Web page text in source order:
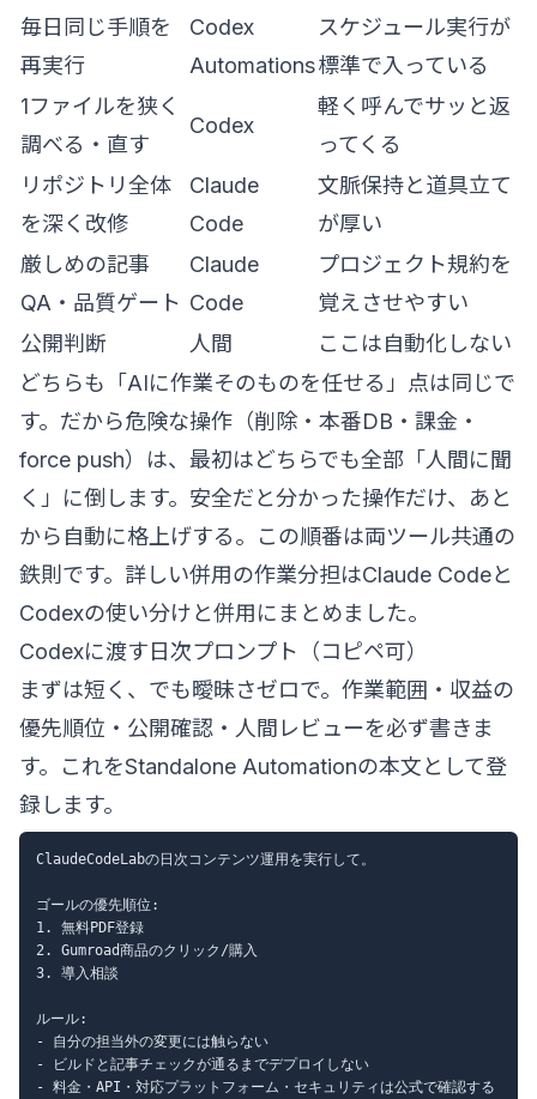
毎日同じ手順を
再実行
Codex
Automations
スケジュール実行が
標準で入っている
1ファイルを狭く
調べる・直す
Codex
軽く呼んでサッと返
ってくる
リポジトリ全体
を深く改修
Claude
Code
文脈保持と道具立て
が厚い
厳しめの記事
QA・品質ゲート
Claude
Code
プロジェクト規約を
覚えさせやすい
公開判断
人間
ここは自動化しない
どちらも「AIに作業そのものを任せる」点は同じで
す。だから危険な操作（削除・本番DB・課金・
force push）は、最初はどちらでも全部「人間に聞
く」に倒します。安全だと分かった操作だけ、あと
から自動に格上げする。この順番は両ツール共通の
鉄則です。詳しい併用の作業分担はClaude Codeと
Codexの使い分けと併用にまとめました。
Codexに渡す日次プロンプト（コピペ可）
まずは短く、でも曖昧さゼロで。作業範囲・収益の
優先順位・公開確認・人間レビューを必ず書きま
す。これをStandalone Automationの本文として登
録します。
ClaudeCodeLabの日次コンテンツ運用を実行して。
ゴールの優先順位:
1. 無料PDF登録
2. Gumroad商品のクリック/購入
3. 導入相談
ルール:
- 自分の担当外の変更には触らない
- ビルドと記事チェックが通るまでデプロイしない
- 料金・API・対応プラットフォーム・セキュリティは公式で確認する